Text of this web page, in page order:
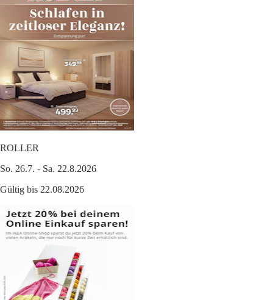
ROLLER
So. 26.7. - Sa. 22.8.2026
Gültig bis 22.08.2026